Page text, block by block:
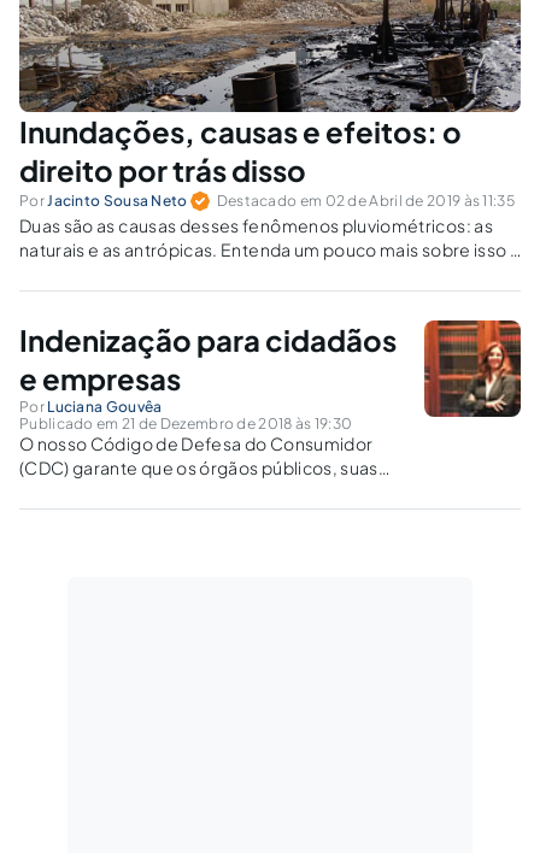
Inundações, causas e efeitos: o
direito por trás disso
Por Jacinto Sousa Neto Destacado em 02 de Abril de 2019 às 11:35
Duas são as causas desses fenômenos pluviométricos: as
naturais e as antrópicas. Entenda um pouco mais sobre isso e
Indenização para cidadãos
e empresas
Por Luciana Gouvêa
Publicado em 21 de Dezembro de 2018 às 19:30
O nosso Código de Defesa do Consumidor
(CDC) garante que os órgãos públicos, suas
fornecer serviços adequados, eficientes,